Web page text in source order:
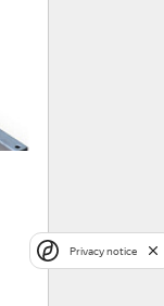
Privacy notice